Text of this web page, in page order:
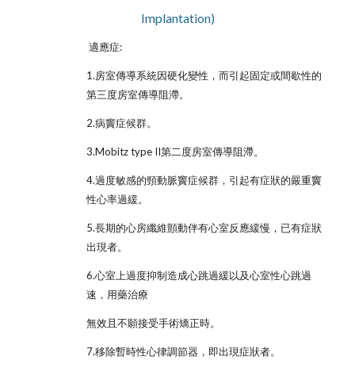
Implantation)
適應症:
1.房室傳導系統因硬化變性，而引起固定或間歇性的
第三度房室傳導阻滯。
2.病竇症候群。
3.Mobitz type II第二度房室傳導阻滯。
4.過度敏感的頸動脈竇症候群，引起有症狀的嚴重竇
性心率過緩。
5.長期的心房纖維顫動伴有心室反應緩慢，已有症狀
出現者。
6.心室上過度抑制造成心跳過緩以及心室性心跳過
速，用藥治療
無效且不願接受手術矯正時。
7.移除暫時性心律調節器，即出現症狀者。